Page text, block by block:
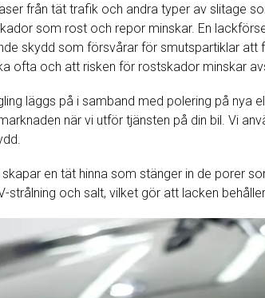
från tät trafik och andra typer av slitage
som rost och repor minskar. En
skydd som försvårar för smutspartiklar att
ofta och att risken för rostskador minskar
läggs på i samband med polering på nya
när vi utför tjänsten på din bil. Vi
en tät hinna som stänger in de porer
strålning och salt, vilket gör att lacken